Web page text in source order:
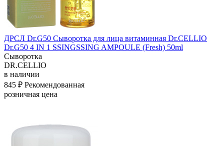
ДРСЛ Dr.G50 Сыворотка для лица витаминная Dr.CELLIO
Dr.G50 4 IN 1 SSINGSSING AMPOULE (Fresh) 50ml
Сыворотка
DR.CELLIO
в наличии
845 ₽ Рекомендованная
розничная цена